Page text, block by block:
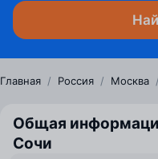
Главная / Россия / Москва /
Общая
Сочи